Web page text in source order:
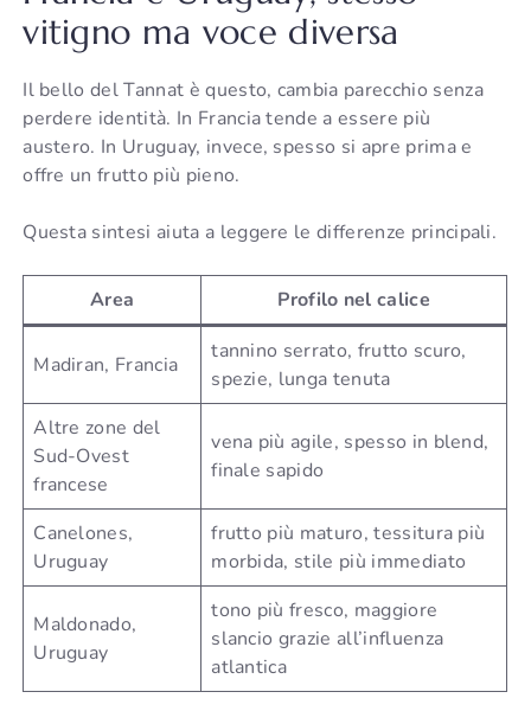
vitigno ma voce diversa
Il bello del Tannat è questo, cambia parecchio senza
perdere identità. In Francia tende a essere più
austero. In Uruguay, invece, spesso si apre prima e
offre un frutto più pieno.
Questa sintesi aiuta a leggere le differenze principali.
Area Profilo nel calice
Madiran, Francia
tannino serrato, frutto scuro,
spezie, lunga tenuta
Altre zone del
Sud-Ovest
francese
vena più agile, spesso in blend,
finale sapido
Canelones,
Uruguay
frutto più maturo, tessitura più
morbida, stile più immediato
Maldonado,
Uruguay
tono più fresco, maggiore
slancio grazie all’influenza
atlantica